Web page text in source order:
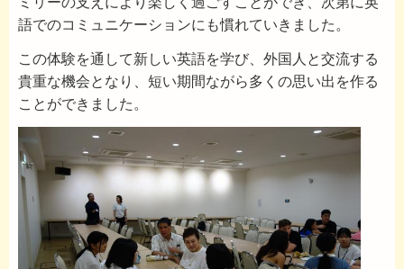
語でのコミュニケーションにも慣れていきました。
この体験を通して新しい英語を学び、外国人と交流する
貴重な機会となり、短い期間ながら多くの思い出を作る
ことができました。